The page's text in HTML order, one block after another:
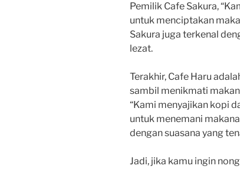
Pemilik Cafe Sakura,
untuk menciptakan
Sakura juga terkenal
lezat.
Terakhir, Cafe Haru
sambil menikmati
“Kami menyajikan kopi
untuk menemani
dengan suasana yang
Jadi, jika kamu ingin